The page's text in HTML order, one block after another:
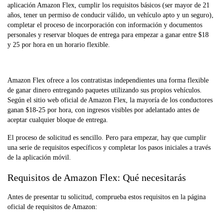
aplicación Amazon Flex, cumplir los requisitos básicos (ser mayor de 21
años, tener un permiso de conducir válido, un vehículo apto y un seguro),
completar el proceso de incorporación con información y documentos
personales y reservar bloques de entrega para empezar a ganar entre $18
y 25 por hora en un horario flexible.
Amazon Flex ofrece a los contratistas independientes una forma flexible
de ganar dinero entregando paquetes utilizando sus propios vehículos.
Según el sitio web oficial de Amazon Flex, la mayoría de los conductores
ganan $18-25 por hora, con ingresos visibles por adelantado antes de
aceptar cualquier bloque de entrega.
El proceso de solicitud es sencillo. Pero para empezar, hay que cumplir
una serie de requisitos específicos y completar los pasos iniciales a través
de la aplicación móvil.
Requisitos de Amazon Flex: Qué necesitarás
Antes de presentar tu solicitud, comprueba estos requisitos en la página
oficial de requisitos de Amazon: